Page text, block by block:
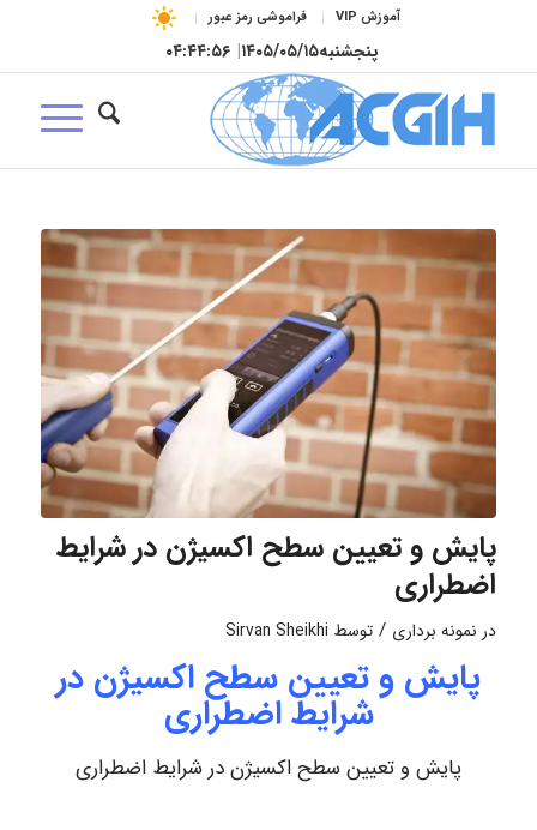
آموزش VIP فراموشی رمز عبور
پنجشنبه۱۴۰۵/۰۵/۱۵| ۰۴:۴۴:۵۷
پایش و تعیین سطح اکسیژن در شرایط
اضطراری
در نمونه برداری / توسط Sirvan Sheikhi
پایش و تعیین سطح اکسیژن در
شرایط اضطراری
پایش و تعیین سطح اکسیژن در شرایط اضطراری